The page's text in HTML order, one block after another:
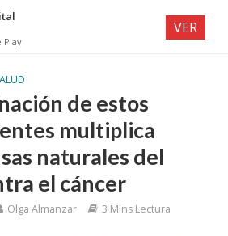
de estos
multiplica
naturales del
el cáncer
Olga Almanzar 3 Mins Lectura
Play
VER